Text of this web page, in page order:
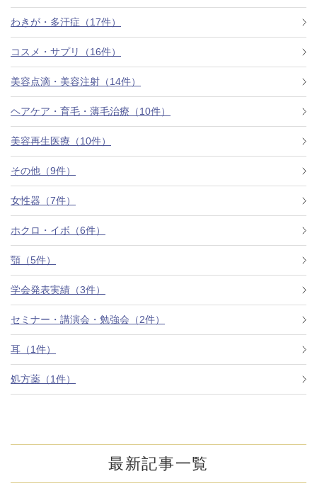
医師紹介
アクセス
西梅田から徒歩2分
ついて
よくあるご質問
美容ブログ
わきが・多汗症（17件）
コスメ・サプリ（16件）
美容点滴・美容注射（14件）
ヘアケア・育毛・薄毛治療（10件）
美容再生医療（10件）
その他（9件）
女性器（7件）
ホクロ・イボ（6件）
顎（5件）
学会発表実績（3件）
セミナー・講演会・勉強会（2件）
耳（1件）
処方薬（1件）
最新記事一覧